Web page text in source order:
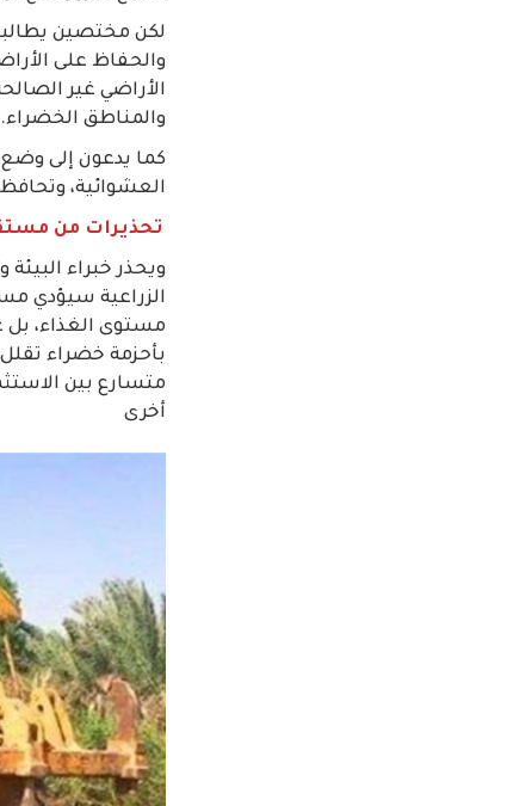
لكن مختصين
والحفاظ على
الأراضي غير
والمناطق الخضراء.
كما يدعون إلى
العشوائية، وتحافظ
تحذيرات من
ويحذر خبراء
الزراعية سيؤدي
مستوى الغذاء،
بأحزمة خضراء
متسارع بين
أخرى